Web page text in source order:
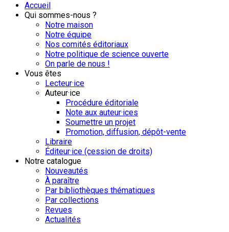
Accueil
Qui sommes-nous ?
Notre maison
Notre équipe
Nos comités éditoriaux
Notre politique de science ouverte
On parle de nous !
Vous êtes
Lecteur·ice
Auteur·ice
Procédure éditoriale
Note aux auteur·ices
Soumettre un projet
Promotion, diffusion, dépôt-vente
Libraire
Éditeur·ice (cession de droits)
Notre catalogue
Nouveautés
À paraître
Par bibliothèques thématiques
Par collections
Revues
Actualités